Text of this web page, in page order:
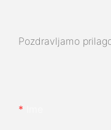
Pozdravljamo